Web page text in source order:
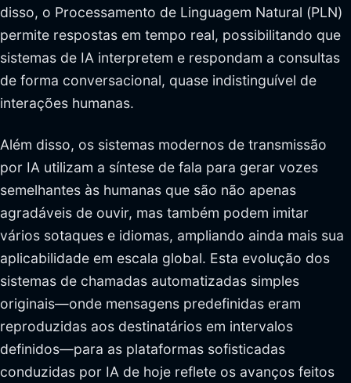
disso, o Processamento de Linguagem Natural (PLN)
permite respostas em tempo real, possibilitando que
sistemas de IA interpretem e respondam a consultas
de forma conversacional, quase indistinguível de
interações humanas.
Além disso, os sistemas modernos de transmissão
por IA utilizam a síntese de fala para gerar vozes
semelhantes às humanas que são não apenas
agradáveis de ouvir, mas também podem imitar
vários sotaques e idiomas, ampliando ainda mais sua
aplicabilidade em escala global. Esta evolução dos
sistemas de chamadas automatizadas simples
originais—onde mensagens predefinidas eram
reproduzidas aos destinatários em intervalos
definidos—para as plataformas sofisticadas
conduzidas por IA de hoje reflete os avanços feitos